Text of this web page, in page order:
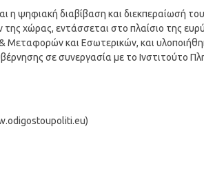
ψηφιακή διαβίβαση και διεκπεραίωσή
χώρας, εντάσσεται στο πλαίσιο της
και Εσωτερικών, και
σε συνεργασία με το Ινστιτούτο